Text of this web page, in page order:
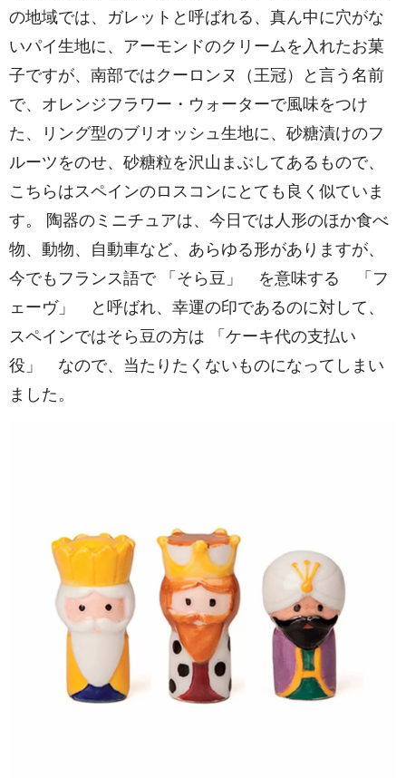
の地域では、ガレットと呼ばれる、真ん中に穴がな
いパイ生地に、アーモンドのクリームを入れたお菓
子ですが、南部ではクーロンヌ（王冠）と言う名前
で、オレンジフラワー・ウォーターで風味をつけ
た、リング型のブリオッシュ生地に、砂糖漬けのフ
ルーツをのせ、砂糖粒を沢山まぶしてあるもので、
こちらはスペインのロスコンにとても良く似ていま
す。 陶器のミニチュアは、今日では人形のほか食べ
物、動物、自動車など、あらゆる形がありますが、
今でもフランス語で 「そら豆」 を意味する 「フ
ェーヴ」 と呼ばれ、幸運の印であるのに対して、
スペインではそら豆の方は 「ケーキ代の支払い
役」 なので、当たりたくないものになってしまい
ました。